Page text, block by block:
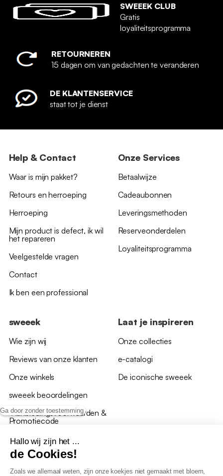
Ga door zonder toestemming
Hallo wij zijn het ...
de Cookies!
Zoals we allemaal weten, zijn onze koekjes niet gemaakt met bloem,
SWEEEK CLUB
Gratis
loyaliteitsprogramma
RETOURNEREN
15 dagen om van gedachten te veranderen
DE KLANTENSERVICE
staat tot je dienst
Help & Contact
Waar is mijn pakket?
Retours en herroeping
Herroeping
Mijn product is defect, ik wil
het repareren
Veelgestelde vragen
Contact
Ik ben een professional
Onze Services
Betaalwijze
Cadeaubonnen
Leveringsmethoden
Reserveonderdelen
Loyaliteitsprogramma
sweeek
Wie zijn wij
Reviews van onze klanten
Onze winkels
sweeek beoordelingen
*Aanbiedingsvoorwaarden &
Promotiecode
Laat je inspireren
Onze collecties
e-catalogi
De iconische sweeek